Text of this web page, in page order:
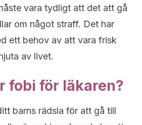
vara tydligt att det att gå
om något straff. Det har
ett behov av att vara frisk
av livet.
fobi för läkaren?
barns rädsla för att gå till